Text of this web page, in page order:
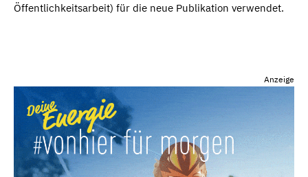
Öffentlichkeitsarbeit) für die neue Publikation verwendet.
Anzeige